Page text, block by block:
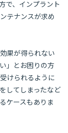
で、インプラント
テナンスが求め
果が得られない
」とお困りの方
けられるように
してしまったなど
ケースもありま